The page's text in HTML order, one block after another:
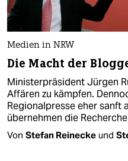
Medien in NRW
Die Macht der
Ministerpräsident Jürgen
Affären zu kämpfen.
Regionalpresse eher sanft
übernehmen die
Von Stefan Reinecke und